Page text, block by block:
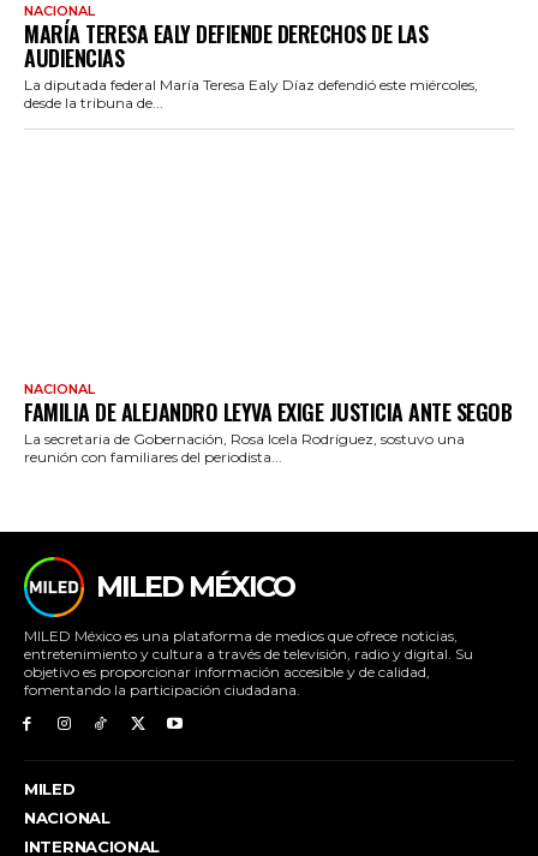
NACIONAL
MARÍA TERESA EALY DEFIENDE DERECHOS DE LAS
AUDIENCIAS
La diputada federal María Teresa Ealy Díaz defendió este miércoles,
desde la tribuna de...
NACIONAL
FAMILIA DE ALEJANDRO LEYVA EXIGE JUSTICIA ANTE SEGOB
La secretaria de Gobernación, Rosa Icela Rodríguez, sostuvo una
reunión con familiares del periodista...
MILED MÉXICO
MILED México es una plataforma de medios que ofrece noticias,
entretenimiento y cultura a través de televisión, radio y digital. Su
objetivo es proporcionar información accesible y de calidad,
fomentando la participación ciudadana.
MILED
NACIONAL
INTERNACIONAL